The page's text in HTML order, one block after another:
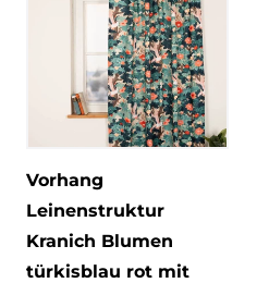
Vorhang
Leinenstruktur
Kranich Blumen
türkisblau rot mit